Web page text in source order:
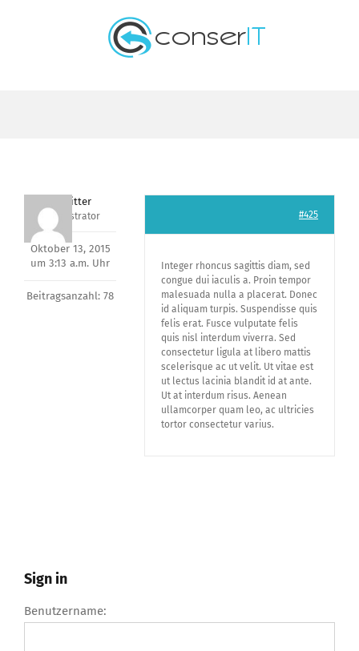
kreuzritter
Administrator
Oktober 13, 2015
um 3:13 a.m. Uhr
Beitragsanzahl: 78
#425
Integer rhoncus sagittis diam, sed
congue dui iaculis a. Proin tempor
malesuada nulla a placerat. Donec
id aliquam turpis. Suspendisse quis
felis erat. Fusce vulputate felis
quis nisl interdum viverra. Sed
consectetur ligula at libero mattis
scelerisque ac ut velit. Ut vitae est
ut lectus lacinia blandit id at ante.
Ut at interdum risus. Aenean
ullamcorper quam leo, ac ultricies
tortor consectetur varius.
Sign in
Benutzername: